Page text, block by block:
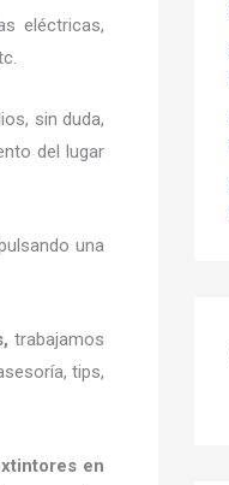
eléctricas,
sin duda,
del lugar
una
trabajamos
tips,
en